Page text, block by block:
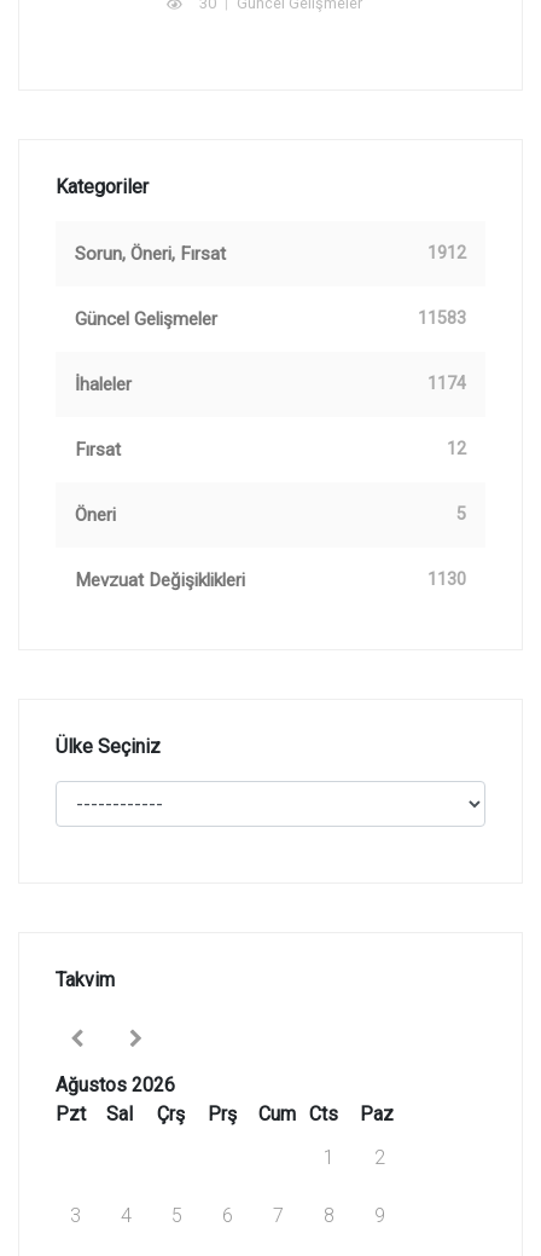
Kategoriler
Sorun, Öneri, Fırsat 1912
Güncel Gelişmeler 11583
İhaleler 1174
Fırsat 12
Öneri 5
Mevzuat Değişiklikleri 1130
Ülke Seçiniz
Takvim
Ağustos 2026
Pzt
Sal Çrş Prş Cum Cts
Paz
1
2
3 4 5 6 7 8 9